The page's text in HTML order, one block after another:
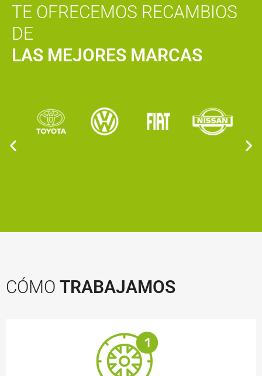
TE OFRECEMOS RECAMBIOS
DE
LAS MEJORES MARCAS
CÓMO TRABAJAMOS